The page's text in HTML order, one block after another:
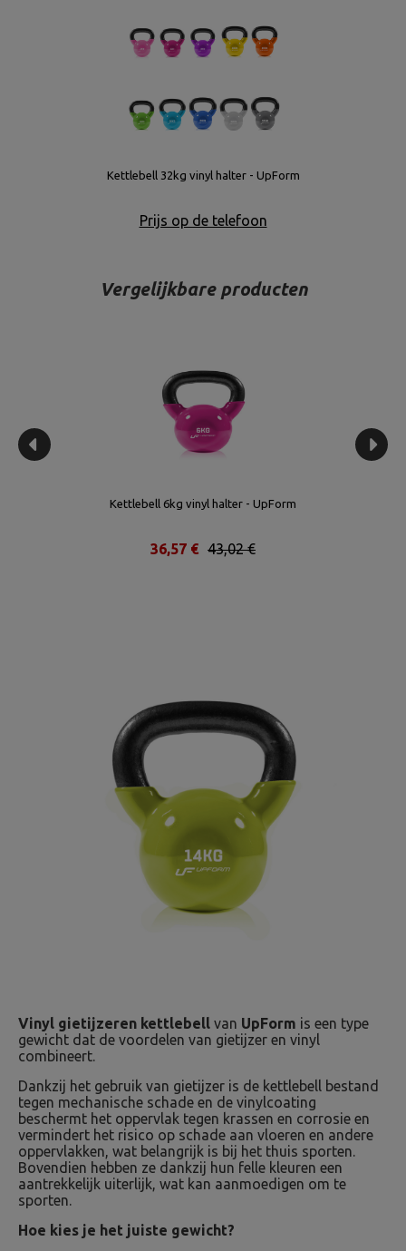
Kettlebell 32kg vinyl halter - UpForm
Prijs op de telefoon
Vergelijkbare producten
Kettlebell 6kg vinyl halter - UpForm
43,02 €
36,57 €
Vinyl gietijzeren kettlebell van UpForm is een type
gewicht dat de voordelen van gietijzer en vinyl
combineert.
Dankzij het gebruik van gietijzer is de kettlebell bestand
tegen mechanische schade en de vinylcoating
beschermt het oppervlak tegen krassen en corrosie en
vermindert het risico op schade aan vloeren en andere
oppervlakken, wat belangrijk is bij het thuis sporten.
Bovendien hebben ze dankzij hun felle kleuren een
aantrekkelijk uiterlijk, wat kan aanmoedigen om te
sporten.
Hoe kies je het juiste gewicht?